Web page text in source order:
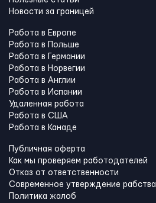
Новости за границей
Работа в Европе
Работа в Польше
Работа в Германии
Работа в Норвегии
Работа в Англии
Работа в Испании
Удаленная работа
Работа в США
Работа в Канадe
Публичная оферта
Как мы проверяем работодателей
Отказ от ответственности
Современное утверждение рабства
Политика жалоб